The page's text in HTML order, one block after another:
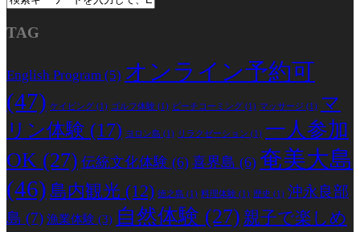
TAG
English Program (5) オンライン予約可
(47) ケイビング (1) ゴルフ体験 (1) ビーチコーミング (1) マッサージ (1) マ
リン体験 (17) ヨロン島 (1) リラクゼーション (1) 一人参加
OK (27) 伝統文化体験 (6) 喜界島 (6) 奄美大島
(46) 島内観光 (12) 徳之島 (1) 料理体験 (1) 歴史 (1) 沖永良部
島 (7) 漁業体験 (3) 自然体験 (27) 親子で楽しめ